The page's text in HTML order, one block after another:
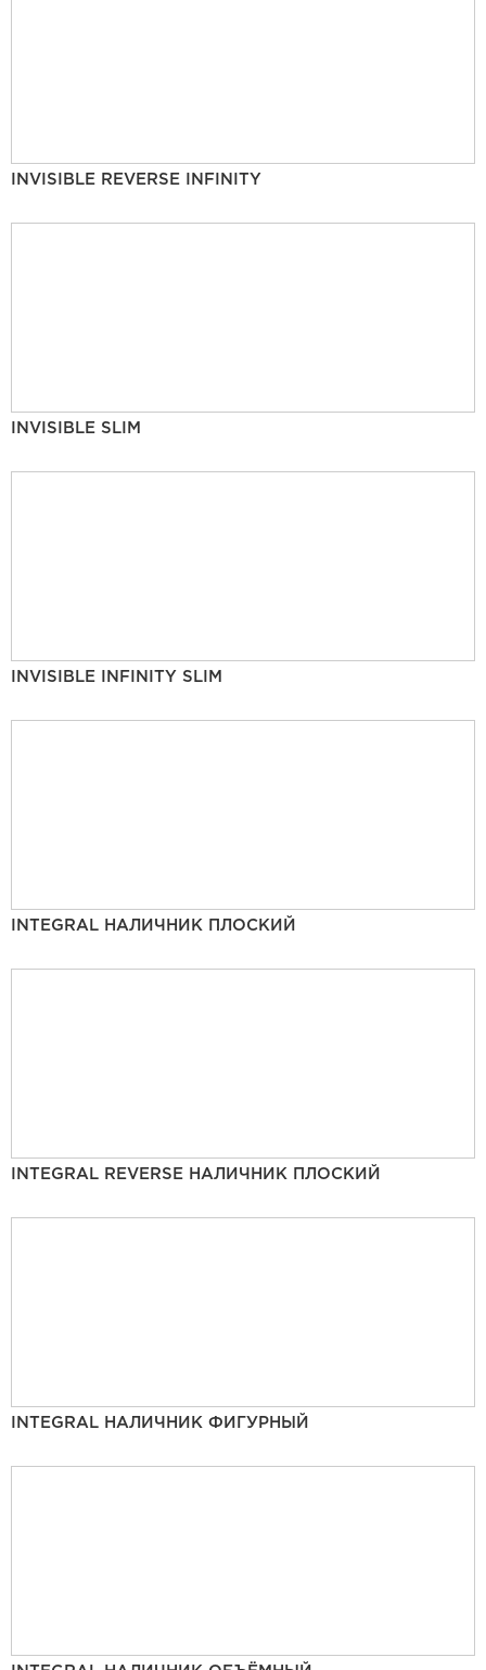
INVISIBLE REVERSE INFINITY
INVISIBLE SLIM
INVISIBLE INFINITY SLIM
INTEGRAL НАЛИЧНИК ПЛОСКИЙ
INTEGRAL REVERSE НАЛИЧНИК ПЛОСКИЙ
INTEGRAL НАЛИЧНИК ФИГУРНЫЙ